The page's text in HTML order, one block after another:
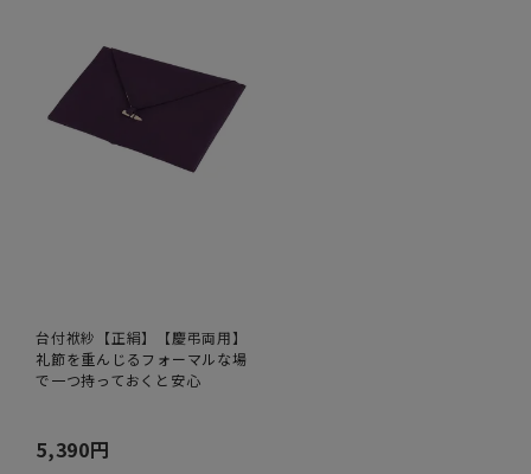
台付袱紗【正絹】【慶弔両用】
礼節を重んじるフォーマルな場
で一つ持っておくと安心
5,390円